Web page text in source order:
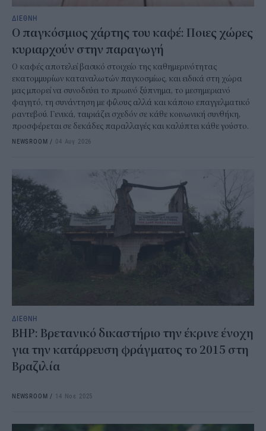
ΔΙΕΘΝΗ
Ο παγκόσμιος χάρτης του καφέ: Ποιες χώρες
κυριαρχούν στην παραγωγή
Ο καφές αποτελεί βασικό στοιχείο της καθημερινότητας
εκατομμυρίων καταναλωτών παγκοσμίως, και ειδικά στη χώρα
μας μπορεί να συνοδεύει το πρωινό ξύπνημα, το μεσημεριανό
φαγητό, τη συνάντηση με φίλους αλλά και κάποιο επαγγελματικό
ραντεβού. Γενικά, ταιριάζει σχεδόν σε κάθε κοινωνική συνθήκη,
προσφέρεται σε δεκάδες παραλλαγές και καλύπτει κάθε γούστο.
NEWSROOM / 04 Αυγ 2026
ΔΙΕΘΝΗ
BHP: Βρετανικό δικαστήριο την έκρινε ένοχη
για την κατάρρευση φράγματος το 2015 στη
Βραζιλία
NEWSROOM / 14 Νοε 2025